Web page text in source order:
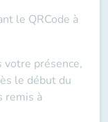
le QRCode à
votre présence,
le début du
remis à